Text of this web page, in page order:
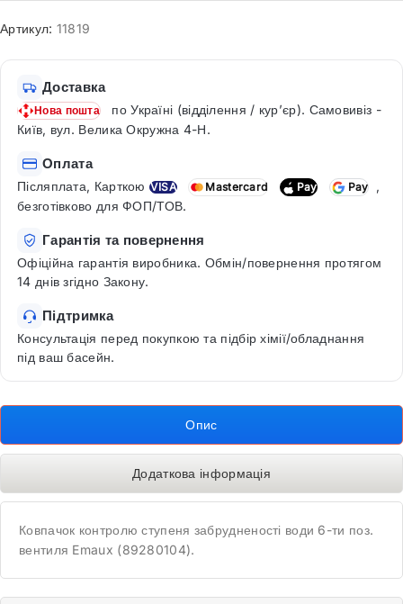
Артикул: 11819
Доставка
Нова пошта
по Україні (відділення / кур’єр). Самовивіз -
Київ, вул. Велика Окружна 4-Н.
Оплата
Післяплата, Карткою VISA Mastercard Pay Pay
,
безготівково для ФОП/ТОВ.
Гарантія та повернення
Офіційна гарантія виробника. Обмін/повернення протягом
14 днів згідно Закону.
Підтримка
Консультація перед покупкою та підбір хімії/обладнання
під ваш басейн.
Опис
Додаткова інформація
Ковпачок контролю ступеня забрудненості води 6-ти поз.
вентиля Emaux (89280104).